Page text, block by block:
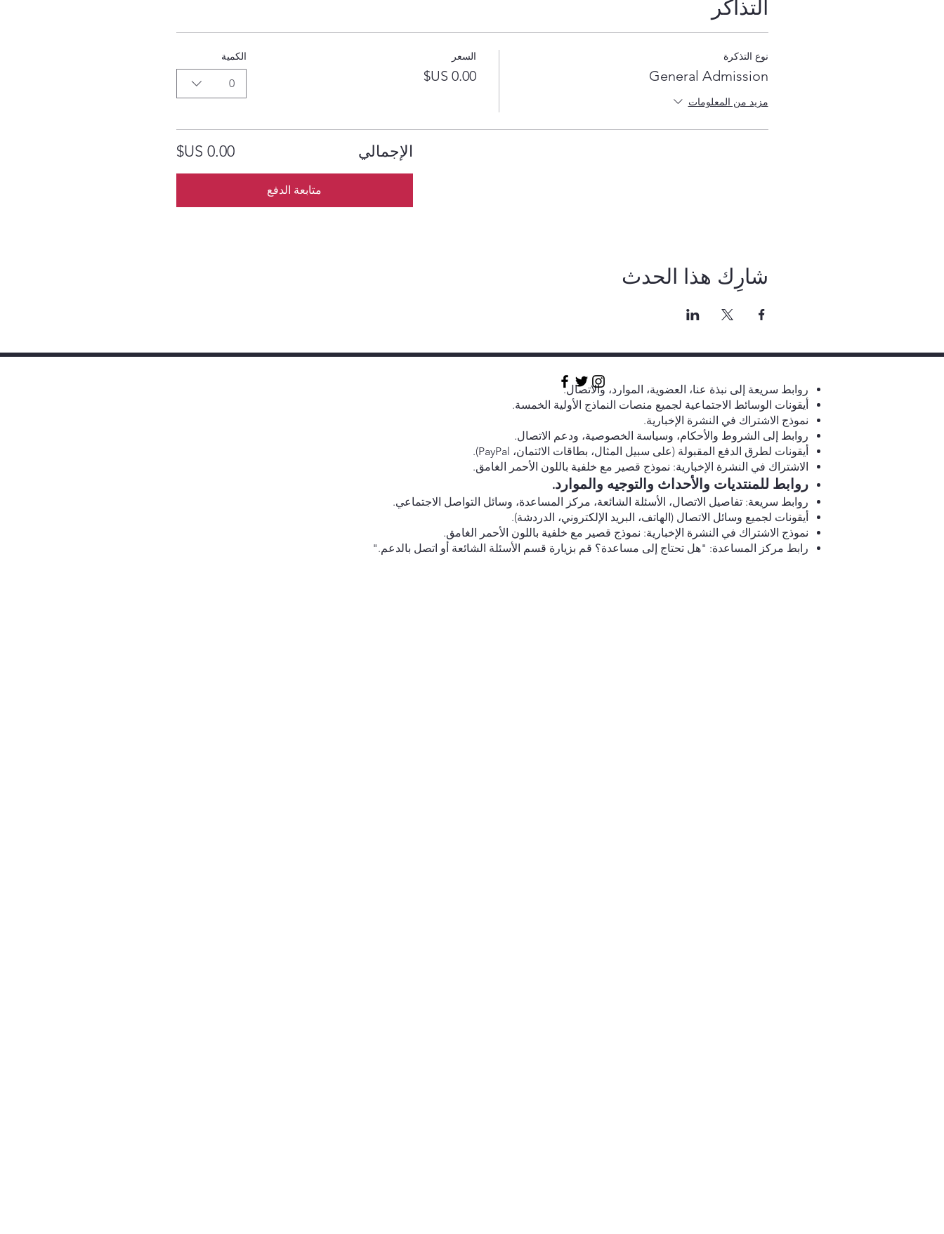
التذاكر
نوع التذكرة
General Admission
مزيد من المعلومات
السعر الكمية
0
الإجمالي ‏0.00 US$
متابعة الدفع
شارِك هذا الحدث
روابط سريعة إلى نبذة عنا، العضوية، الموارد، والاتصال.
أيقونات الوسائط الاجتماعية لجميع منصات النماذج الأولية الخمسة.
نموذج الاشتراك في النشرة الإخبارية.
روابط إلى الشروط والأحكام، وسياسة الخصوصية، ودعم الاتصال.
أيقونات لطرق الدفع المقبولة (على سبيل المثال، بطاقات الائتمان، PayPal).
الاشتراك في النشرة الإخبارية: نموذج قصير مع خلفية باللون الأحمر الغامق.
روابط للمنتديات والأحداث والتوجيه والموارد.
روابط سريعة: تفاصيل الاتصال، الأسئلة الشائعة، مركز المساعدة، وسائل التواصل الاجتماعي.
أيقونات لجميع وسائل الاتصال (الهاتف، البريد الإلكتروني، الدردشة).
نموذج الاشتراك في النشرة الإخبارية: نموذج قصير مع خلفية باللون الأحمر الغامق.
رابط مركز المساعدة: "هل تحتاج إلى مساعدة؟ قم بزيارة قسم الأسئلة الشائعة أو اتصل بالدعم."